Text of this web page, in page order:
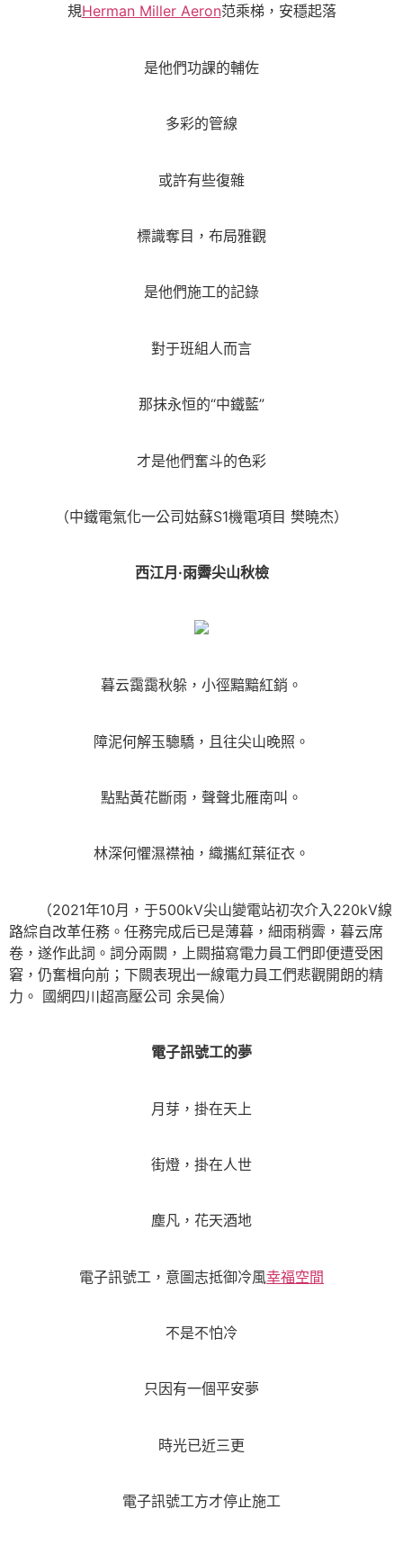
規Herman Miller Aeron范乘梯，安穩起落
是他們功課的輔佐
多彩的管線
或許有些復雜
標識奪目，布局雅觀
是他們施工的記錄
對于班組人而言
那抹永恒的“中鐵藍”
才是他們奮斗的色彩
（中鐵電氣化一公司姑蘇S1機電項目 樊曉杰）
西江月·雨霽尖山秋檢
暮云靄靄秋躲，小徑黯黯紅銷。
障泥何解玉驄驕，且往尖山晚照。
點點黃花斷雨，聲聲北雁南叫。
林深何懼濕襟袖，織攜紅葉征衣。
（2021年10月，于500kV尖山變電站初次介入220kV線
路綜自改革任務。任務完成后已是薄暮，細雨稍霽，暮云席
卷，遂作此詞。詞分兩闕，上闕描寫電力員工們即便遭受困
窘，仍奮楫向前；下闕表現出一線電力員工們悲觀開朗的精
力。 國網四川超高壓公司 余昊倫）
電子訊號工的夢
月芽，掛在天上
街燈，掛在人世
塵凡，花天酒地
電子訊號工，意圖志抵御冷風幸福空間
不是不怕冷
只因有一個平安夢
時光已近三更
電子訊號工方才停止施工